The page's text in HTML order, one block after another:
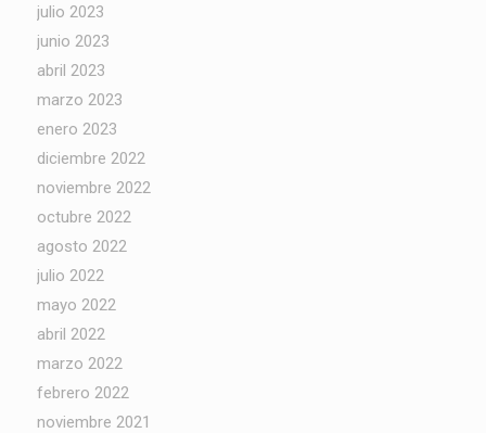
julio 2023
junio 2023
abril 2023
marzo 2023
enero 2023
diciembre 2022
noviembre 2022
octubre 2022
agosto 2022
julio 2022
mayo 2022
abril 2022
marzo 2022
febrero 2022
noviembre 2021